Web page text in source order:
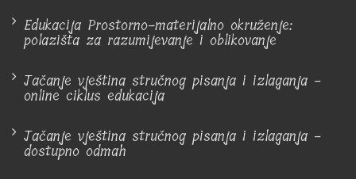
Edukacija Prostorno-materijalno okruženje:
polazišta za razumijevanje i oblikovanje
Jačanje vještina stručnog pisanja i izlaganja -
online ciklus edukacija
Jačanje vještina stručnog pisanja i izlaganja -
dostupno odmah